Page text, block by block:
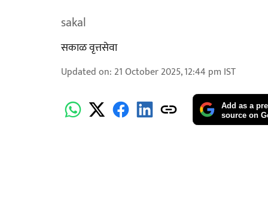
sakal
सकाळ वृत्तसेवा
Updated on: 21 October 2025, 12:44 pm IST
Add as a
source on